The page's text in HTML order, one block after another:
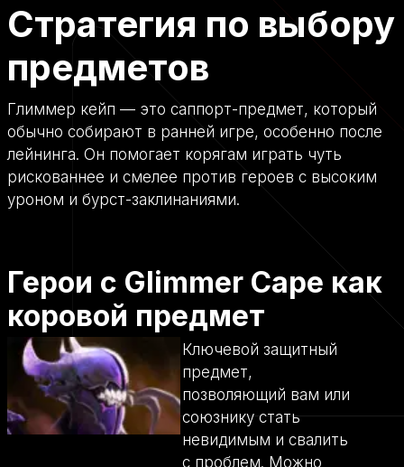
Стратегия по выбору
предметов
Глиммер кейп — это саппорт-предмет, который
обычно собирают в ранней игре, особенно после
лейнинга. Он помогает корягам играть чуть
рискованнее и смелее против героев с высоким
уроном и бурст-заклинаниями.
Герои с Glimmer Cape как
коровой предмет
Ключевой защитный
предмет,
позволяющий вам или
союзнику стать
невидимым и свалить
с проблем. Можно